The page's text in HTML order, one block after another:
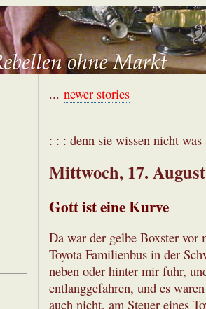
... newer stories
: : : denn sie wissen nicht
Mittwoch, 17.
Gott ist eine Kurve
Da war der gelbe Boxster
Toyota Familienbus in der
neben oder hinter mir fuhr,
entlanggefahren, und es
auch nicht, am Steuer eines